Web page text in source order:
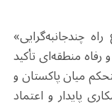
چندجانبه‌گرایی»
منطقه‌ای تأکید
میان پاکستان و
پایدار و اعتماد